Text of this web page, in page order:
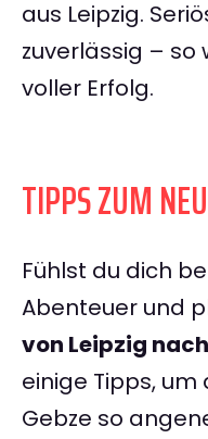
aus Leipzig.
zuverlässig – so
voller Erfolg.
TIPPS ZUM
Fühlst du dich
Abenteuer und
von Leipzig
einige Tipps, um
Gebze so